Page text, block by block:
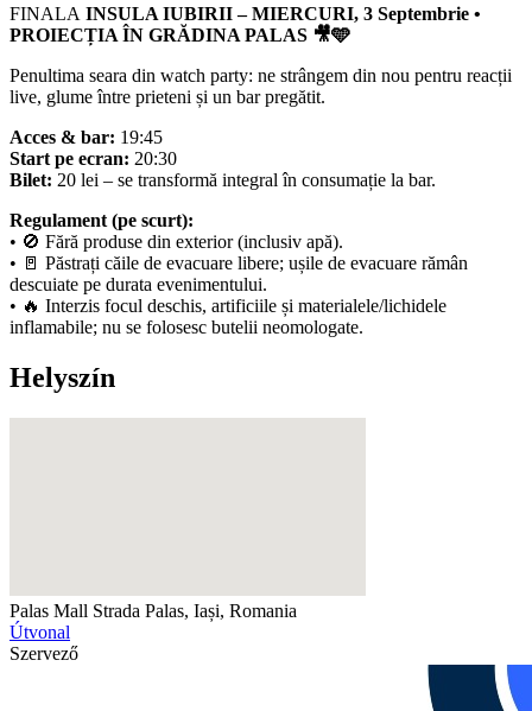
FINALA INSULA IUBIRII – MIERCURI, 3 Septembrie •
PROIECȚIA ÎN GRĂDINA PALAS 🎥🩵
Penultima seara din watch party: ne strângem din nou pentru reacții
live, glume între prieteni și un bar pregătit.
Acces & bar: 19:45
Start pe ecran: 20:30
Bilet: 20 lei – se transformă integral în consumație la bar.
Regulament (pe scurt):
• 🚫 Fără produse din exterior (inclusiv apă).
• 🚪 Păstrați căile de evacuare libere; ușile de evacuare rămân
descuiate pe durata evenimentului.
• 🔥 Interzis focul deschis, artificiile și materialele/lichidele
inflamabile; nu se folosesc butelii neomologate.
Helyszín
Palas Mall Strada Palas, Iași, Romania
Útvonal
Szervező